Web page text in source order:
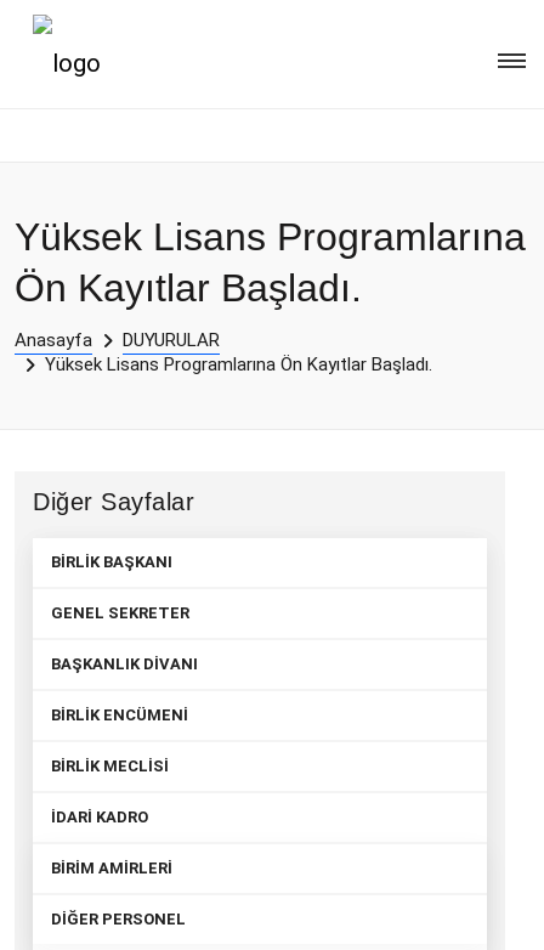
Yüksek Lisans Programlarına
Ön Kayıtlar Başladı.
Anasayfa
DUYURULAR
Yüksek Lisans Programlarına Ön Kayıtlar Başladı.
Diğer Sayfalar
BİRLİK BAŞKANI
GENEL SEKRETER
BAŞKANLIK DİVANI
BİRLİK ENCÜMENİ
BİRLİK MECLİSİ
İDARİ KADRO
BİRİM AMİRLERİ
DİĞER PERSONEL